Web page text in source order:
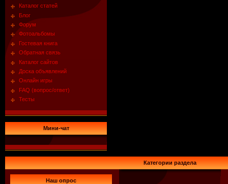
Каталог статей
Блог
Форум
Фотоальбомы
Гостевая книга
Обратная связь
Каталог сайтов
Доска объявлений
Онлайн игры
FAQ (вопрос/ответ)
Тесты
Мини-чат
Категории раздела
Наш опрос